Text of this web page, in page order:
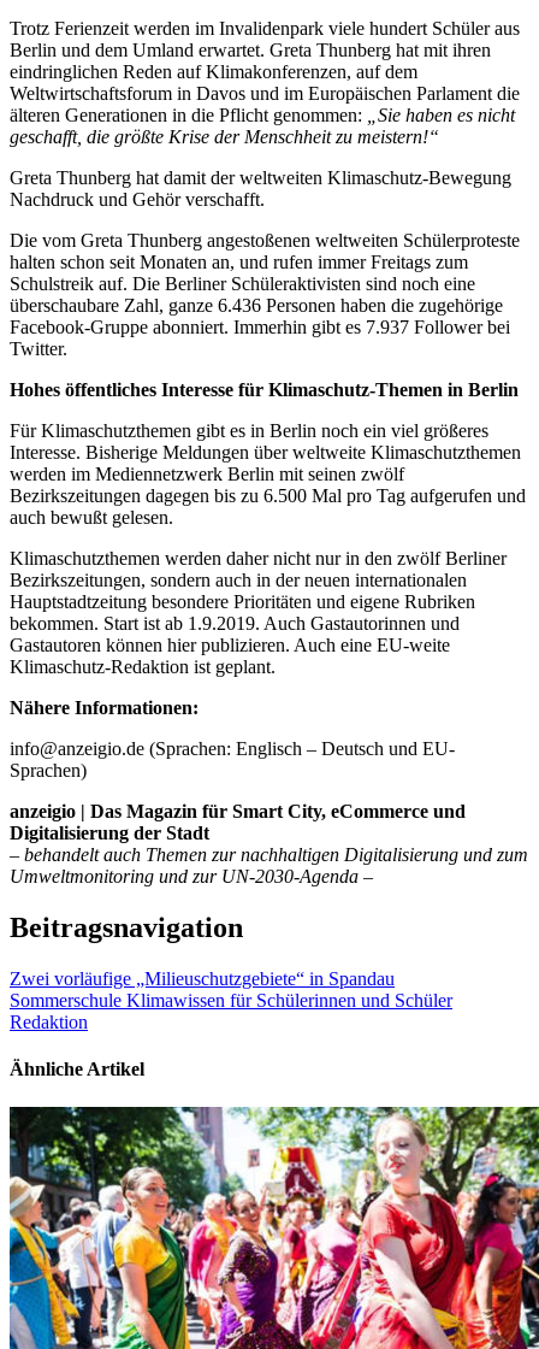
Trotz Ferienzeit werden im Invalidenpark viele hundert Schüler aus
Berlin und dem Umland erwartet. Greta Thunberg hat mit ihren
eindringlichen Reden auf Klimakonferenzen, auf dem
Weltwirtschaftsforum in Davos und im Europäischen Parlament die
älteren Generationen in die Pflicht genommen:
„Sie haben es nicht
geschafft, die größte Krise der Menschheit zu meistern!“
Greta Thunberg hat damit der weltweiten Klimaschutz-Bewegung
Nachdruck und Gehör verschafft.
Die vom Greta Thunberg angestoßenen weltweiten Schülerproteste
halten schon seit Monaten an, und rufen immer Freitags zum
Schulstreik auf. Die Berliner Schüleraktivisten sind noch eine
überschaubare Zahl, ganze 6.436 Personen haben die zugehörige
Facebook-Gruppe abonniert. Immerhin gibt es 7.937 Follower bei
Twitter.
Hohes öffentliches Interesse für Klimaschutz-Themen in Berlin
Für Klimaschutzthemen gibt es in Berlin noch ein viel größeres
Interesse. Bisherige Meldungen über weltweite Klimaschutzthemen
werden im Mediennetzwerk Berlin mit seinen zwölf
Bezirkszeitungen dagegen bis zu 6.500 Mal pro Tag aufgerufen und
auch bewußt gelesen.
Klimaschutzthemen werden daher nicht nur in den zwölf Berliner
Bezirkszeitungen, sondern auch in der neuen internationalen
Hauptstadtzeitung besondere Prioritäten und eigene Rubriken
bekommen. Start ist ab 1.9.2019. Auch Gastautorinnen und
Gastautoren können hier publizieren. Auch eine EU-weite
Klimaschutz-Redaktion ist geplant.
Nähere Informationen:
info@anzeigio.de (Sprachen: Englisch – Deutsch und EU-
Sprachen)
anzeigio | Das Magazin für Smart City, eCommerce und
Digitalisierung der Stadt
– behandelt auch Themen zur nachhaltigen Digitalisierung und zum
Umweltmonitoring und zur UN-2030-Agenda –
Beitragsnavigation
Zwei vorläufige „Milieuschutzgebiete“ in Spandau
Sommerschule Klimawissen für Schülerinnen und Schüler
Redaktion
Ähnliche Artikel